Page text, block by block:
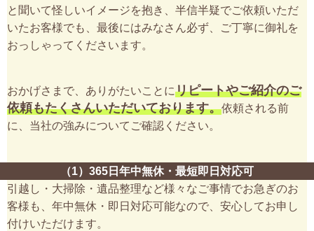
と聞いて怪しいイメージを抱き、半信半疑でご依頼いただ
いたお客様でも、最後にはみなさん必ず、ご丁寧に御礼を
おっしゃってくださいます。
おかげさまで、ありがたいことにリピートやご紹介のご
依頼もたくさんいただいております。依頼される前
に、当社の強みについてご確認ください。
（1）365日年中無休・最短即日対応可
引越し・大掃除・遺品整理など様々なご事情でお急ぎのお
客様も、年中無休・即日対応可能なので、安心してお申し
付けいただけます。